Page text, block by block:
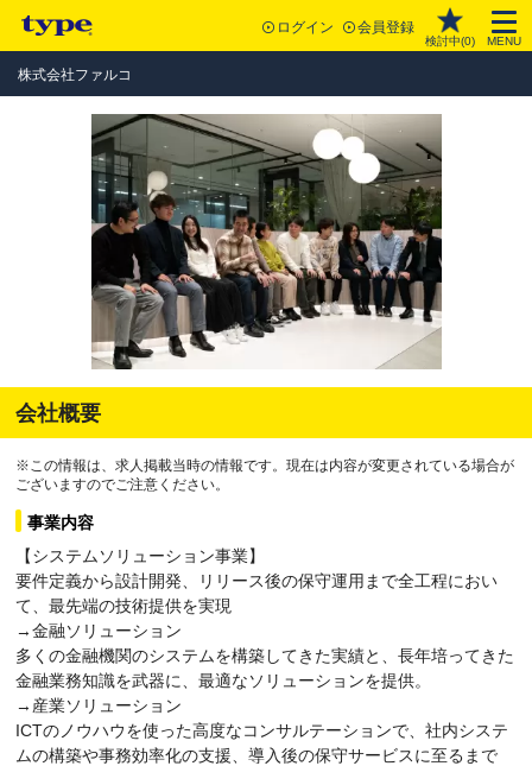
ログイン 会員登録
検討中(0) MENU
株式会社ファルコ
会社概要
※この情報は、求人掲載当時の情報です。現在は内容が変更されている場合が
ございますのでご注意ください。
事業内容
【システムソリューション事業】
要件定義から設計開発、リリース後の保守運用まで全工程におい
て、最先端の技術提供を実現
→金融ソリューション
多くの金融機関のシステムを構築してきた実績と、長年培ってきた
金融業務知識を武器に、最適なソリューションを提供。
→産業ソリューション
ICTのノウハウを使った高度なコンサルテーションで、社内システ
ムの構築や事務効率化の支援、導入後の保守サービスに至るまで